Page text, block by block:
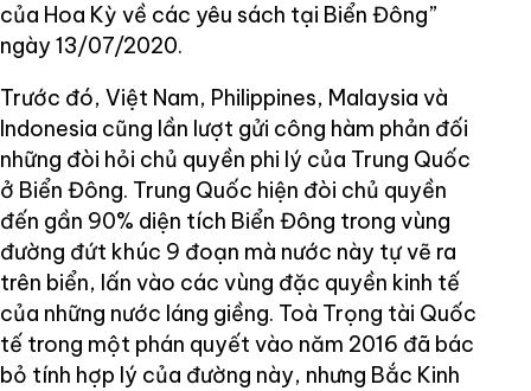
của Hoa Kỳ về các yêu sách tại Biển Đông”
ngày 13/07/2020.
Trước đó, Việt Nam, Philippines, Malaysia và
Indonesia cũng lần lượt gửi công hàm phản đối
những đòi hỏi chủ quyền phi lý của Trung Quốc
ở Biển Đông. Trung Quốc hiện đòi chủ quyền
đến gần 90% diện tích Biển Đông trong vùng
đường đứt khúc 9 đoạn mà nước này tự vẽ ra
trên biển, lấn vào các vùng đặc quyền kinh tế
của những nước láng giềng. Toà Trọng tài Quốc
tế trong một phán quyết vào năm 2016 đã bác
bỏ tính hợp lý của đường này, nhưng Bắc Kinh